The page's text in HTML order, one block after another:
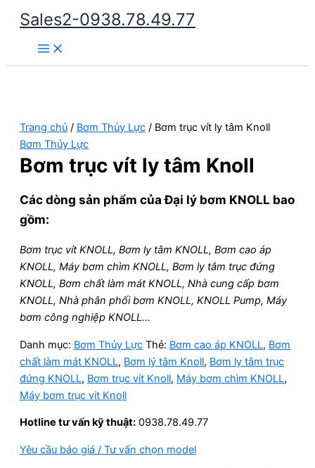
Nhảy
dung
Sales2-0938.78.49.77
Main
Menu
Trang chủ / Bơm Thủy Lực / Bơm trục vít ly tâm Knoll
Bơm Thủy Lực
Bơm trục vít ly tâm Knoll
Các dòng sản phẩm củaĐại lý bơm KNOLL bao
gồm:
Bơm trục vít KNOLL, Bơm ly tâm KNOLL, Bơm cao áp
KNOLL, Máy bơm chìm KNOLL, Bơm ly tâm trục đứng
KNOLL, Bơm chất làm mát KNOLL, Nhà cung cấp bơm
KNOLL, Nhà phân phối bơm KNOLL, KNOLL Pump, Máy
bơm công nghiệp KNOLL…
Danh mục: Bơm Thủy Lực Thẻ: Bơm cao áp KNOLL, Bơm
chất làm mát KNOLL, Bơm lý tâm Knoll, Bơm ly tâm trục
đứng KNOLL, Bơm trục vít Knoll, Máy bơm chìm KNOLL,
Máy bơm trục vit Knoll
Hotline tư vấn kỹ thuật: 0938.78.49.77
Yêu cầu báo giá / Tư vấn chọn model